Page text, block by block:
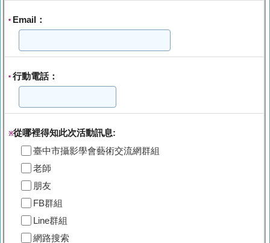
* Email：
* 行動電話：
※從哪裡得知此次活動訊息:
臺中市攝影學會藝術交流網群組
老師
朋友
FB群組
Line群組
網路搜索